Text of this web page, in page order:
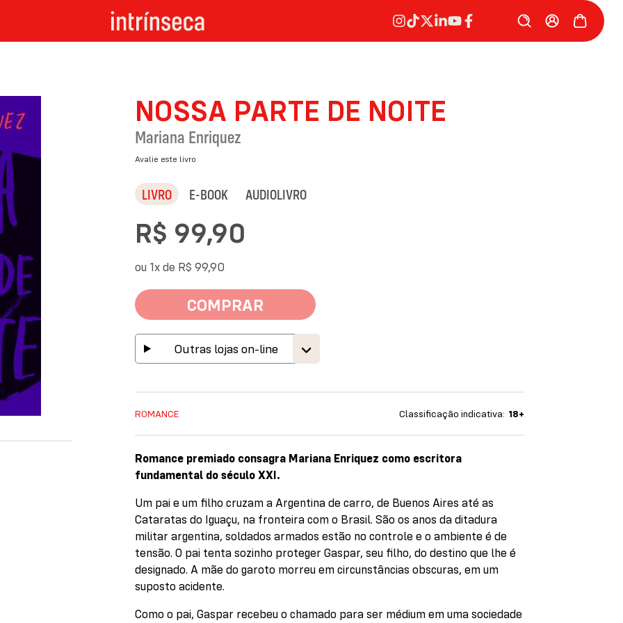
NOSSA PARTE DE NOITE
Mariana Enriquez
Avalie este livro
LIVRO E-BOOK AUDIOLIVRO
COMPRAR
R$ 99,90
ou 1x de R$ 99,90
Outras lojas on-line
ROMANCE Classificação indicativa: 18+
Romance premiado consagra Mariana Enriquez como escritora
fundamental do século XXI.
Um pai e um filho cruzam a Argentina de carro, de Buenos Aires até as
Cataratas do Iguaçu, na fronteira com o Brasil. São os anos da ditadura
militar argentina, soldados armados estão no controle e o ambiente é de
tensão. O pai tenta sozinho proteger Gaspar, seu filho, do destino que lhe é
designado. A mãe do garoto morreu em circunstâncias obscuras, em um
suposto acidente.
Como o pai, Gaspar recebeu o chamado para ser médium em uma sociedade